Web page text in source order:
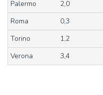
Palermo
2,0
Roma
0,3
Torino
1,2
Verona
3,4